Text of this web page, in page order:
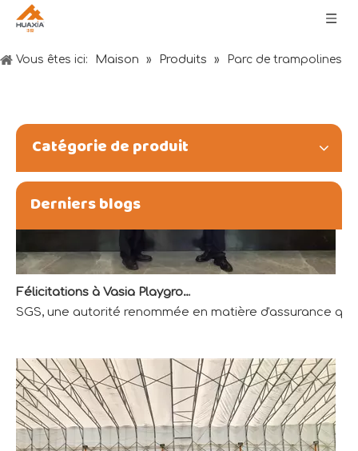
Vous êtes ici: Maison » Produits » Parc de trampolines
Catégorie de produit
Derniers blogs
SGS, une autorité renommée en matière d'assurance